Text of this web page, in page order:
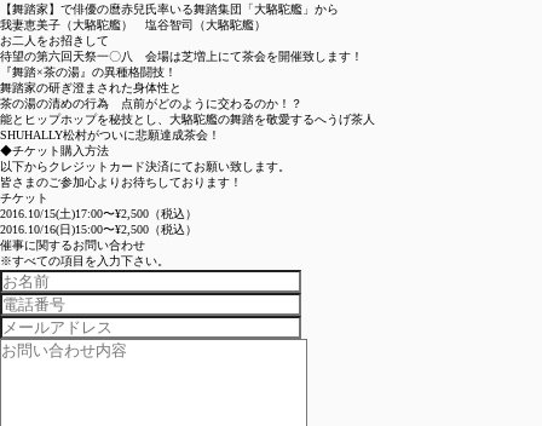
【舞踏家】で俳優の麿赤兒氏率いる舞踏集団「大駱駝艦 」から
我妻恵美子（大駱駝艦） 塩谷智司（大駱駝艦）
お二人をお招きして
待望の第六回天祭一〇八 会場は芝増上にて茶会を開催致します！
『舞踏×茶の湯』の異種格闘技 ！
舞踏家の研ぎ澄まされた身体性と
茶の湯の清めの行為 点前がどのように交わるのか！？
能とヒップホップを秘技とし、 大駱駝艦の舞踏を敬愛するへうげ茶人
SHUHALLY松村がついに悲願達成茶会！
◆チケット購入方法
以下からクレジットカード決済にてお願い致します。
皆さまのご参加心よりお待ちしております！
チケット
2016.10/15(土)17:00〜¥2,500 （税込）
2016.10/16(日)15:00〜¥2,500 （税込）
催事に関するお問い合わせ
※すべての項目を入力下さい。
Fetish Tea Party 2019
ご好評を頂いておりますフェティッシュ茶会、2年ぶりに開催いたしま
す！ 日時：2019年9月7日(土) 時間：18:30 売切れありがとうございま
す。・20:30～ 各席90分 定員：各席8名 参加費：6,000円(抹茶 特製
和菓子 緊縛実演見学料込み) イベント中の写真撮影は可ですが シャ
ッター音の出るカメラは不可とさせて...
横浜FC 番組に出演
代表 松村が JCOM ハマる！横浜FC！ に出演致しました。 是非ご覧
ください。 動画はこちらから